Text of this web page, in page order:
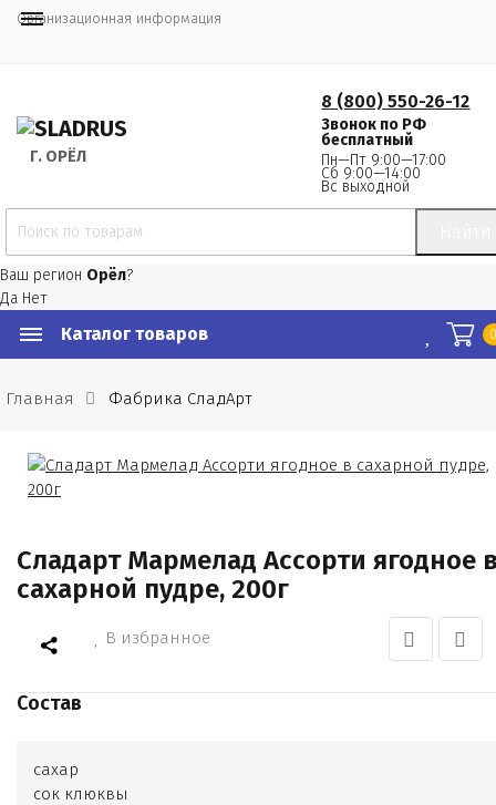
Организационная информация
Г. ОРЁЛ
8 (800) 550-26-12
Звонок по РФ
бесплатный
Пн—Пт 9:00—17:00
Сб 9:00—14:00
Вс выходной
Ваш регион Орёл?
Да Нет
Каталог товаров
Главная Фабрика СладАрт
Сладарт Мармелад Ассорти ягодное
сахарной пудре, 200г
В избранное
Состав
сахар
сок клюквы